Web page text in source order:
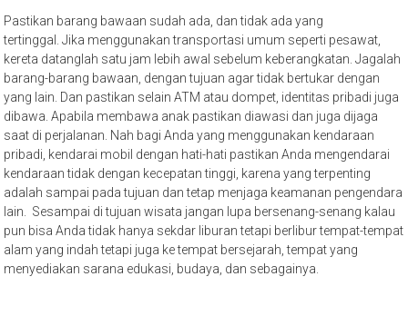
Pastikan barang bawaan sudah ada, dan tidak ada yang
tertinggal. Jika menggunakan transportasi umum seperti pesawat,
kereta datanglah satu jam lebih awal sebelum keberangkatan. Jagalah
barang-barang bawaan, dengan tujuan agar tidak bertukar dengan
yang lain. Dan pastikan selain ATM atau dompet, identitas pribadi juga
dibawa. Apabila membawa anak pastikan diawasi dan juga dijaga
saat di perjalanan. Nah bagi Anda yang menggunakan kendaraan
pribadi, kendarai mobil dengan hati-hati pastikan Anda mengendarai
kendaraan tidak dengan kecepatan tinggi, karena yang terpenting
adalah sampai pada tujuan dan tetap menjaga keamanan pengendara
lain. Sesampai di tujuan wisata jangan lupa bersenang-senang kalau
pun bisa Anda tidak hanya sekdar liburan tetapi berlibur tempat-tempat
alam yang indah tetapi juga ke tempat bersejarah, tempat yang
menyediakan sarana edukasi, budaya, dan sebagainya.